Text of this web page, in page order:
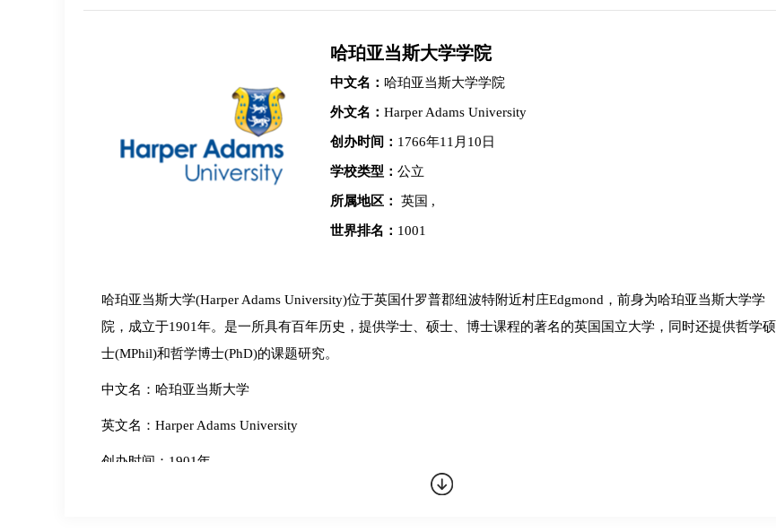
哈珀亚当斯大学学院
中文名： 哈珀亚当斯大学学院
外文名： Harper Adams University
创办时间： 1766年11月10日
学校类型： 公立
所属地区： 英国 ,
世界排名： 1001
哈珀亚当斯大学(Harper Adams University)位于英国什罗普郡纽波特附近村庄Edgmond，前身为哈珀亚当斯大学学
院，成立于1901年。是一所具有百年历史，提供学士、硕士、博士课程的著名的英国国立大学，同时还提供哲学硕
士(MPhil)和哲学博士(PhD)的课题研究。
中文名：哈珀亚当斯大学
英文名：Harper Adams University
创办时间：1901年
加州大学伯克利分校 机械工程 学士
Durante
康奈尔大学 物理学 博士
立即咨询